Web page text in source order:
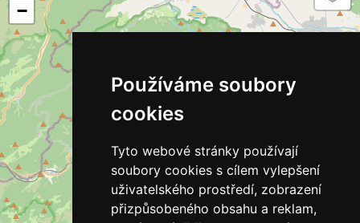
Používáme soubory
cookies
Tyto webové stránky používají
soubory cookies s cílem vylepšení
uživatelského prostředí, zobrazení
přizpůsobeného obsahu a reklam,
−